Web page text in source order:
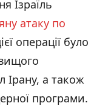
Ізраїль
атаку по
операції було
Ірану, а також
програми.